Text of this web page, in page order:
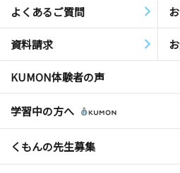
よくあるご質問
資料請求
KUMON体験者の声
学習中の方へ
くもんの先生募集